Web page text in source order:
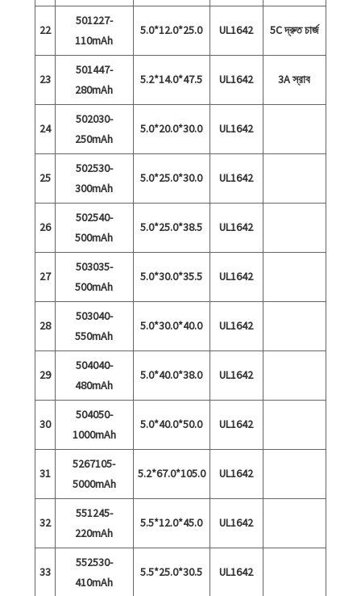
22
501227-
110mAh
5.0*12.0*25.0 UL1642 5C দ্রুত চার্জ
23
501447-
280mAh
5.2*14.0*47.5 UL1642 3A স্রাব
24
502030-
250mAh
5.0*20.0*30.0 UL1642
25
502530-
300mAh
5.0*25.0*30.0 UL1642
26
502540-
500mAh
5.0*25.0*38.5 UL1642
27
503035-
500mAh
5.0*30.0*35.5 UL1642
28
503040-
550mAh
5.0*30.0*40.0 UL1642
29
504040-
480mAh
5.0*40.0*38.0 UL1642
30
504050-
1000mAh
5.0*40.0*50.0 UL1642
31
5267105-
5000mAh
5.2*67.0*105.0 UL1642
32
551245-
220mAh
5.5*12.0*45.0 UL1642
33
552530-
410mAh
5.5*25.0*30.5 UL1642